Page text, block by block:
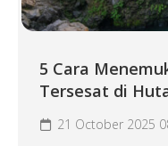
5 Cara
Tersesat di
21 October 2025